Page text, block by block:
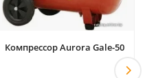
Компрессор Aurora Gale-50